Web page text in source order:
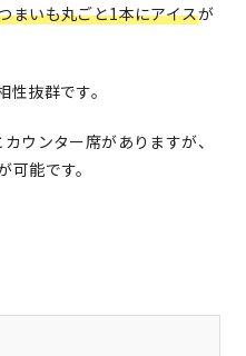
まいも丸ごと1本にアイスが
抜群です。
ウンター席がありますが、
能です。